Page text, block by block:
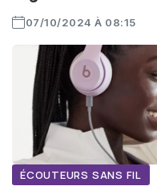
07/10/2024 À 08:15
ÉCOUTEURS SANS FIL